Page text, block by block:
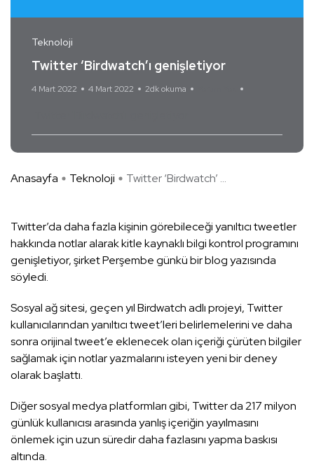
Teknoloji
Twitter ‘Birdwatch’ı genişletiyor
4 Mart 2022 4 Mart 2022 2dk okuma
Anasayfa Teknoloji Twitter ‘Birdwatch’ ...
Twitter’da daha fazla kişinin görebileceği yanıltıcı tweetler
hakkında notlar alarak kitle kaynaklı bilgi kontrol programını
genişletiyor, şirket Perşembe günkü bir blog yazısında
söyledi.
Sosyal ağ sitesi, geçen yıl Birdwatch adlı projeyi, Twitter
kullanıcılarından yanıltıcı tweet’leri belirlemelerini ve daha
sonra orijinal tweet’e eklenecek olan içeriği çürüten bilgiler
sağlamak için notlar yazmalarını isteyen yeni bir deney
olarak başlattı.
Diğer sosyal medya platformları gibi, Twitter da 217 milyon
günlük kullanıcısı arasında yanlış içeriğin yayılmasını
önlemek için uzun süredir daha fazlasını yapma baskısı
altında.